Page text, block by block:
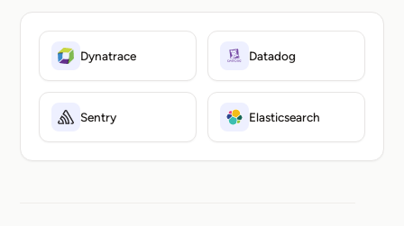
Dynatrace Datadog
Sentry Elasticsearch